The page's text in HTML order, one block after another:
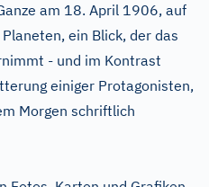
am 18. April 1906, auf
ein Blick, der das
- und im Kontrast
einiger Protagonisten,
Morgen schriftlich